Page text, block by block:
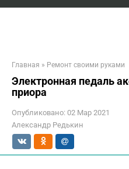
Главная » Ремонт своими руками
Электронная педаль
приора
Опубликовано: 02 Мар 2021
Александр Редькин